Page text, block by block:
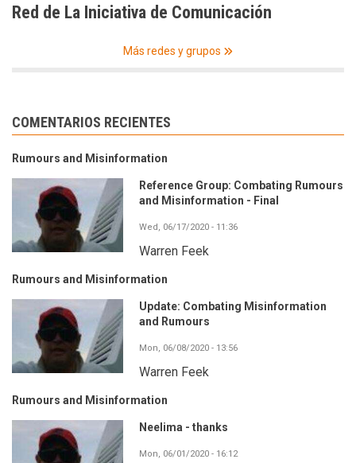
Red de La Iniciativa de Comunicación
Más redes y grupos
COMENTARIOS RECIENTES
Rumours and Misinformation
Reference Group: Combating Rumours
and Misinformation - Final
Wed, 06/17/2020 - 11:36
Warren Feek
Rumours and Misinformation
Update: Combating Misinformation
and Rumours
Mon, 06/08/2020 - 13:56
Warren Feek
Rumours and Misinformation
Neelima - thanks
Mon, 06/01/2020 - 16:12